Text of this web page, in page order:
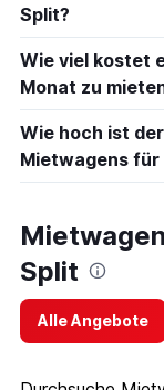
Split?
Wie viel kostet
Monat zu
Wie hoch ist
Mietwagens für
Split
Alle Angebote